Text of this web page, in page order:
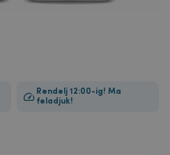
Rendelj 12:00-ig! Ma
feladjuk!